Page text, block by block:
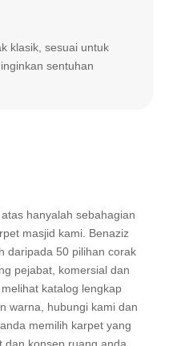
klasik, sesuai untuk
sentuhan
hanyalah sebahagian
masjid kami. Benaziz
daripada 50 pilihan corak
pejabat, komersial dan
katalog lengkap
warna, hubungi kami dan
memilih karpet yang